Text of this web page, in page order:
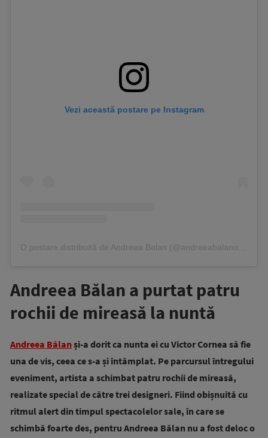
Vezi această postare pe Instagram
Andreea Bălan a purtat patru
rochii de mireasă la nuntă
Andreea Bălanși-a dorit ca nunta ei cu Victor Cornea să fie
una de vis, ceea ce s-a și întâmplat. Pe parcursul întregului
eveniment, artista a schimbat patru rochii de mireasă,
realizate special de către trei designeri. Fiind obișnuită cu
ritmul alert din timpul spectacolelor sale, în care se
schimbă foarte des, pentru Andreea Bălan nu a fost deloc o